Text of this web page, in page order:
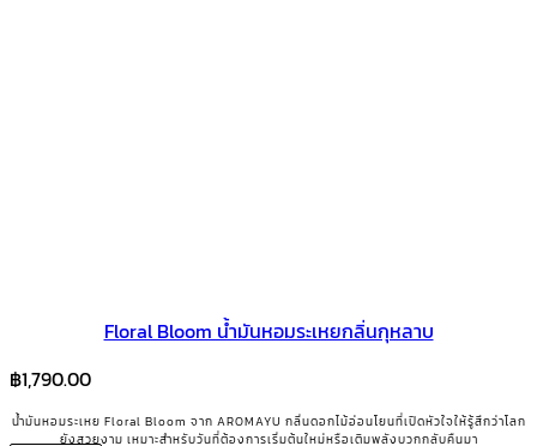
Floral Bloom น้ำมันหอมระเหยกลิ่นกุหลาบ
฿1,790.00
น้ำมันหอมระเหย Floral Bloom จาก AROMAYU กลิ่นดอกไม้อ่อนโยนที่เปิดหัวใจให้รู้สึกว่าโลก
ยังสวยงาม เหมาะสำหรับวันที่ต้องการเริ่มต้นใหม่หรือเติมพลังบวกกลับคืนมา